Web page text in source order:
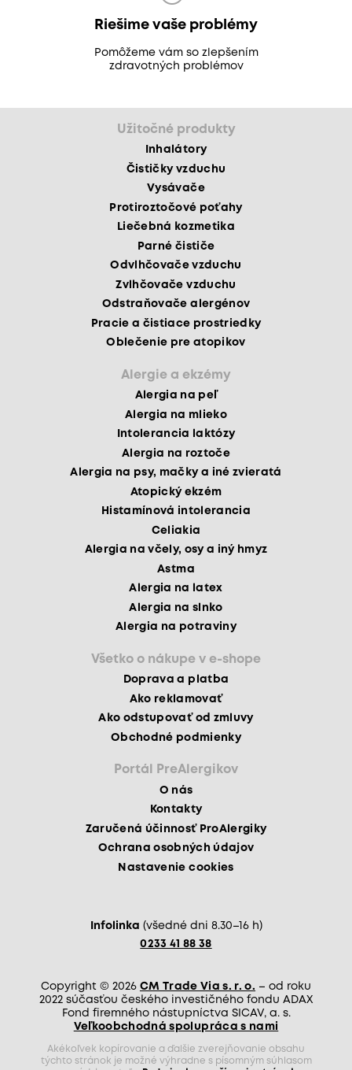
Riešime vaše problémy
Pomôžeme vám so zlepšením
zdravotných problémov
Užitočné produkty
Inhalátory
Čističky vzduchu
Vysávače
Protiroztočové poťahy
Liečebná kozmetika
Parné čističe
Odvlhčovače vzduchu
Zvlhčovače vzduchu
Odstraňovače alergénov
Pracie a čistiace prostriedky
Oblečenie pre atopikov
Alergie a ekzémy
Alergia na peľ
Alergia na mlieko
Intolerancia laktózy
Alergia na roztoče
Alergia na psy, mačky a iné zvieratá
Atopický ekzém
Histamínová intolerancia
Celiakia
Alergia na včely, osy a iný hmyz
Astma
Alergia na latex
Alergia na slnko
Alergia na potraviny
Všetko o nákupe v e-shope
Doprava a platba
Ako reklamovať
Ako odstupovať od zmluvy
Obchodné podmienky
Portál PreAlergikov
O nás
Kontakty
Zaručená účinnosť ProAlergiky
Ochrana osobných údajov
Nastavenie cookies
Infolinka (všedné dni 8.30–16 h)
0233 41 88 38
Copyright © 2026 CM Trade Via s. r. o. – od roku
2022 súčasťou českého investičného fondu ADAX
Fond firemného nástupníctva SICAV, a. s.
Veľkoobchodná spolupráca s nami
Akékoľvek kopírovanie a ďalšie zverejňovanie obsahu
týchto stránok je možné výhradne s písomným súhlasom